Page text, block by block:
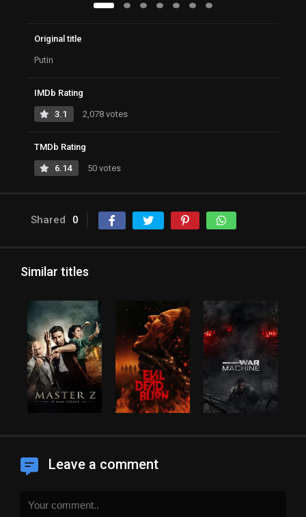
Original title
Putin
IMDb Rating
3.1 2,078 votes
TMDb Rating
6.14 50 votes
Shared 0
Similar titles
Leave a comment